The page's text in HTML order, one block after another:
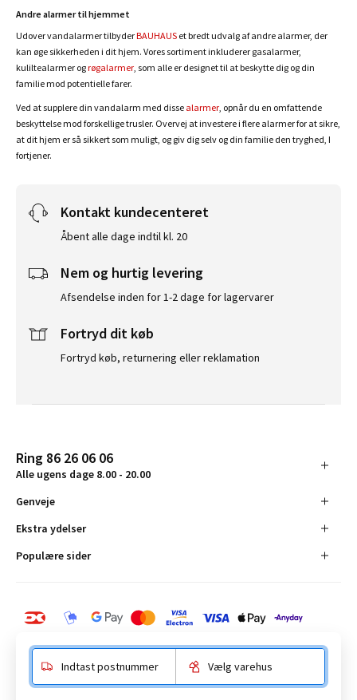
Andre alarmer til hjemmet
Udover vandalarmer tilbyderBAUHAUS et bredt udvalg af andre alarmer, der
kan øge sikkerheden i dit hjem. Vores sortiment inkluderer gasalarmer,
kuliltealarmer ogrøgalarmer, som alle er designet til at beskytte dig og din
familie mod potentielle farer.
Ved at supplere din vandalarm med disse alarmer, opnår du en omfattende
beskyttelse mod forskellige trusler. Overvej at investere i flere alarmer for at sikre,
at dit hjem er så sikkert som muligt, og giv dig selv og din familie den tryghed, I
fortjener.
Kontakt kundecenteret
Åbent alle dage indtil kl. 20
Nem og hurtig levering
Afsendelse inden for 1-2 dage for lagervarer
Fortryd dit køb
Fortryd køb, returnering eller reklamation
Ring 86 26 06 06
Alle ugens dage 8.00 - 20.00
Genveje
Ekstra ydelser
Populære sider
Indtast postnummer Vælg varehus